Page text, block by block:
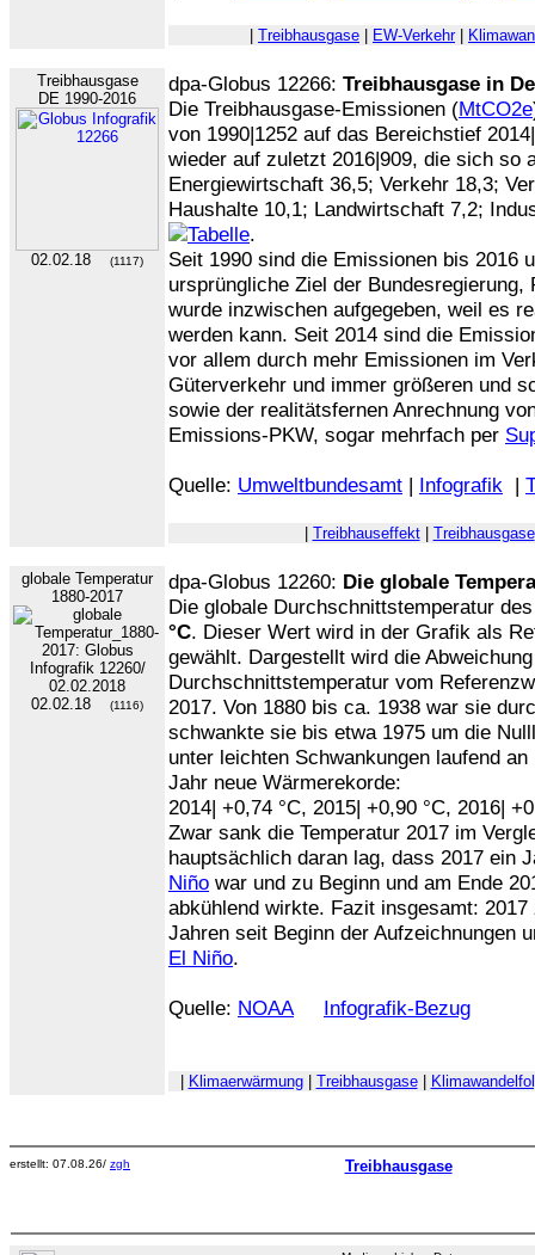
Treibhausgase EW-Verkehr|
Treibhausgase
DE 1990-2016
02.02.18 (1117)
dpa-Globus 12266: Treibhausgase in
Die Treibhausgase-Emissionen (MtCO2e
von 1990|1252 auf das Bereichstief
wieder auf zuletzt 2016|909, die sich so
Energiewirtschaft 36,5; Verkehr 18,3;
Haushalte 10,1; Landwirtschaft 7,2;
.
Seit 1990 sind die Emissionen bis 2016
ursprüngliche Ziel der
wurde inzwischen aufgegeben, weil es
werden kann. Seit 2014 sind die
vor allem durch mehr Emissionen im
Güterverkehr und immer größeren und
sowie der realitätsfernen Anrechnung
Emissions-PKW, sogar mehrfach per
Quelle: Umweltbundesamt | Infografik |
Treibhauseffekt| Treibhausgase
globale Temperatur
1880-2017
02.02.18 (1116)
dpa-Globus 12260: Die globale
Die globale Durchschnittstemperatur
°C. Dieser Wert wird in der Grafik als
gewählt. Dargestellt wird die
Durchschnittstemperatur vom
2017. Von 1880 bis ca. 1938 war sie
schwankte sie bis etwa 1975 um die
unter leichten Schwankungen laufend
Jahr neue Wärmerekorde:
2014| +0,74 °C, 2015| +0,90 °C, 2016|
Zwar sank die Temperatur 2017 im
hauptsächlich daran lag, dass 2017 ein
Niño war und zu Beginn und am Ende
abkühlend wirkte. Fazit insgesamt:
Jahren seit Beginn der Aufzeichnungen
El Niño.
Quelle: NOAA Infografik-Bezug
Klimaerwärmung| Treibhausgase|
erstellt: 07.08.26/ zgh Treibhausgase